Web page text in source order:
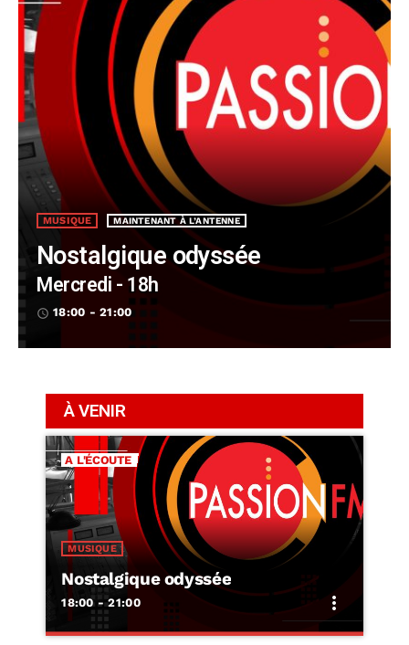
MUSIQUE MAINTENANT À L’ANTENNE
Nostalgique odyssée
Mercredi - 18h
access_time 18:00 - 21:00
À VENIR
more_vert
MUSIQUE
La note blues
21:00 - 00:00